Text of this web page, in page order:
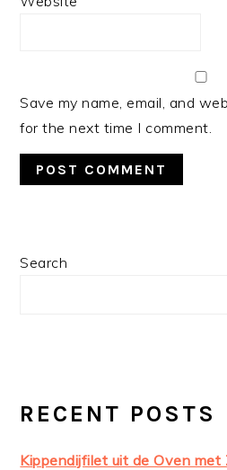
Save my name, email, and
for the next time I comment.
PRIMARY
Search
RECENT POSTS
Kippendijfilet uit de Oven